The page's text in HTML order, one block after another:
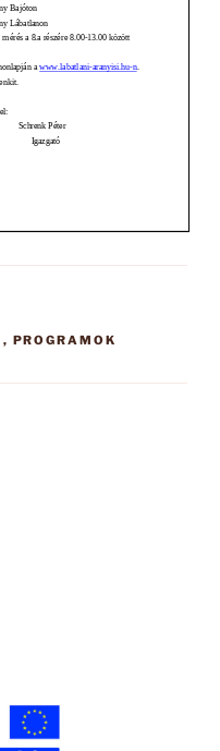
, PROGRAMOK